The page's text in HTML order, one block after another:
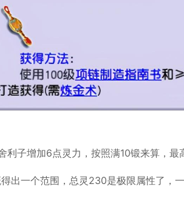
利子增加6点灵力，按照满10锻来算，最
出一个范围，总灵230是极限属性了，